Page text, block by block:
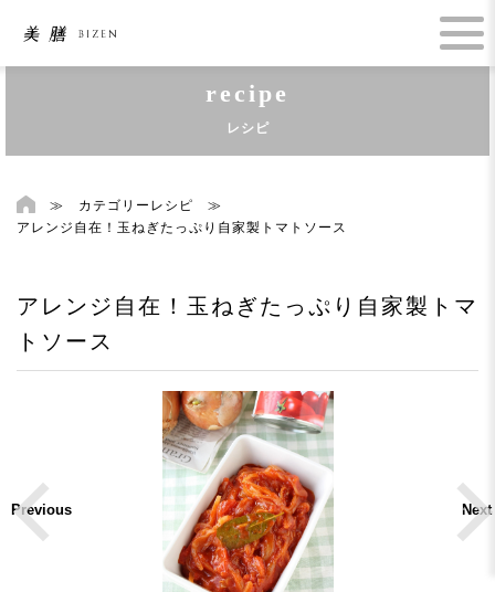
recipe
レシピ
≫ カテゴリーレシピ ≫
アレンジ自在！玉ねぎたっぷり自家製トマトソース
アレンジ自在！玉ねぎたっぷり自家製トマ
トソース
Previous Next